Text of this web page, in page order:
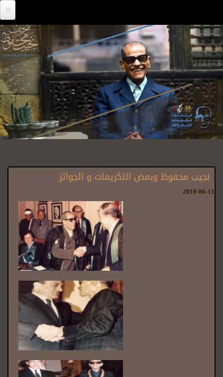
Skip to main content
نجيب محفوظ وبعض التكريمات و الجوائز
2019-06-11